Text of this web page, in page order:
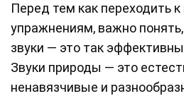
Перед тем как переходить
упражнениям, важно
звуки — это так
Звуки природы — это
ненавязчивые и